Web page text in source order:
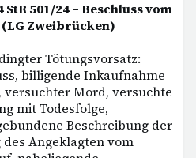
StR 501/24 – Beschluss vom
(LG Zweibrücken)
Tötungsvorsatz:
billigende Inkaufnahme
versuchter Mord, versuchte
mit Todesfolge,
Beschreibung der
Angeklagten vom